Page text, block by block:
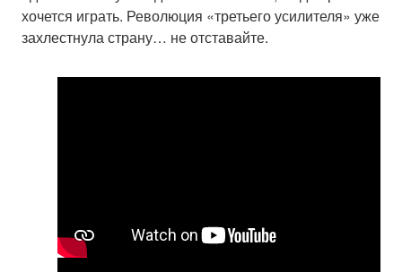
хочется играть. Революция «третьего усилителя» уже
захлестнула страну… не отставайте.